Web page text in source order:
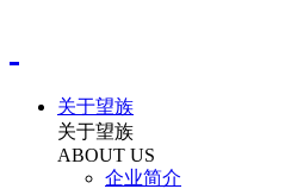
关于望族
关于望族
ABOUT US
企业简介